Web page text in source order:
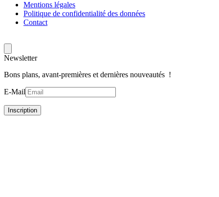
Mentions légales
Politique de confidentialité des données
Contact
Newsletter
Bons plans, avant-premières et dernières nouveautés !
E-Mail
Inscription